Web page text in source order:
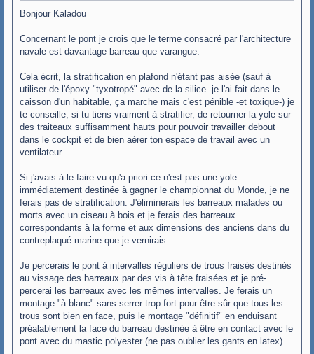
s
e
Bonjour Kaladou
Concernant le pont je crois que le terme consacré par l'architecture
navale est davantage barreau que varangue.
Cela écrit, la stratification en plafond n'étant pas aisée (sauf à
utiliser de l'époxy "tyxotropé" avec de la silice -je l'ai fait dans le
caisson d'un habitable, ça marche mais c'est pénible -et toxique-) je
te conseille, si tu tiens vraiment à stratifier, de retourner la yole sur
des traiteaux suffisamment hauts pour pouvoir travailler debout
dans le cockpit et de bien aérer ton espace de travail avec un
ventilateur.
Si j'avais à le faire vu qu'a priori ce n'est pas une yole
immédiatement destinée à gagner le championnat du Monde, je ne
ferais pas de stratification. J'éliminerais les barreaux malades ou
morts avec un ciseau à bois et je ferais des barreaux
correspondants à la forme et aux dimensions des anciens dans du
contreplaqué marine que je vernirais.
Je percerais le pont à intervalles réguliers de trous fraisés destinés
au vissage des barreaux par des vis à tête fraisées et je pré-
percerai les barreaux avec les mêmes intervalles. Je ferais un
montage "à blanc" sans serrer trop fort pour être sûr que tous les
trous sont bien en face, puis le montage "définitif" en enduisant
préalablement la face du barreau destinée à être en contact avec le
pont avec du mastic polyester (ne pas oublier les gants en latex).